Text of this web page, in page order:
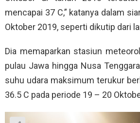
mencapai 37 C,” katanya dalam
Oktober 2019, seperti dikutip dari
Dia memaparkan stasiun
pulau Jawa hingga Nusa
suhu udara maksimum terukur
36.5 C pada periode 19 – 20